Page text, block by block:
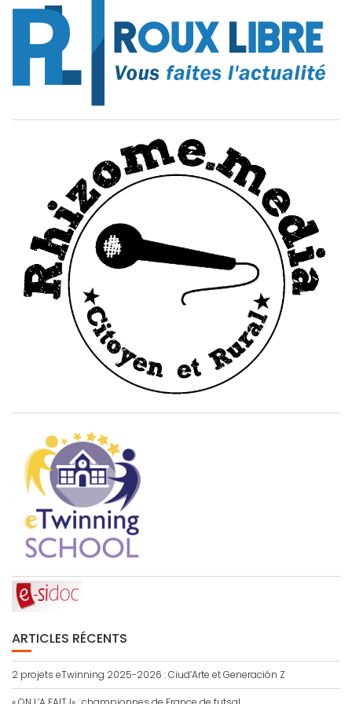
ARTICLES RÉCENTS
2 projets eTwinning 2025-2026 : Ciud’Arte et Generación Z